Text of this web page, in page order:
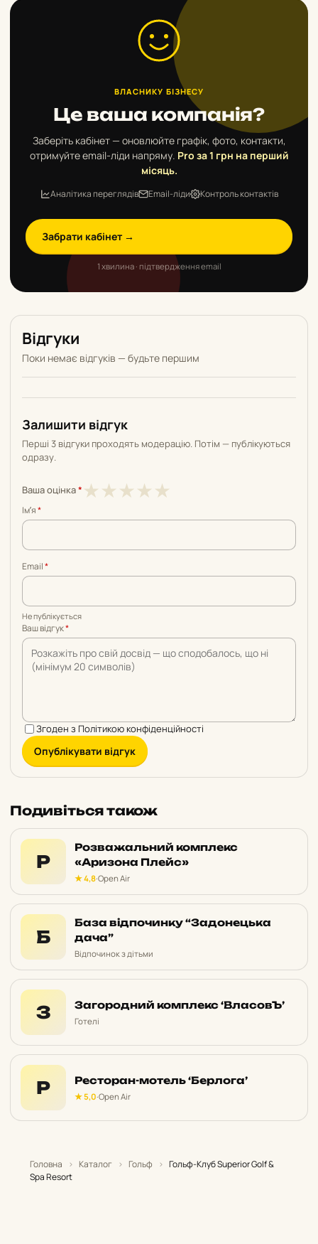
ВЛАСНИКУ БІЗНЕСУ
Це ваша компанія?
Заберіть кабінет — оновлюйте графік, фото, контакти,
отримуйте email-ліди напряму. Pro за 1 грн на перший
місяць.
Аналітика переглядів Email-ліди Контроль контактів
Забрати кабінет →
1 хвилина · підтвердження email
Відгуки
Поки немає відгуків — будьте першим
Залишити відгук
Перші 3 відгуки проходять модерацію. Потім — публікуються
одразу.
Ваша оцінка* ★
5
★4
5
★3
5
★2
5
★1
5
Імʼя*
Email*
Не публікується
Ваш відгук*
Згоден з Політикою конфіденційності
Опублікувати відгук
Подивіться також
Р
Розважальний комплекс
«Аризона Плейс»
★ 4,8·Open Air
Б
База відпочинку “Задонецька
дача”
Відпочинок з дітьми
З Загородний комплекс ‘ВласовЪ’
Готелі
Р Ресторан-мотель ‘Берлога’
★ 5,0·Open Air
Головна › Каталог › Гольф › Гольф-Клуб Superior Golf &
Spa Resort